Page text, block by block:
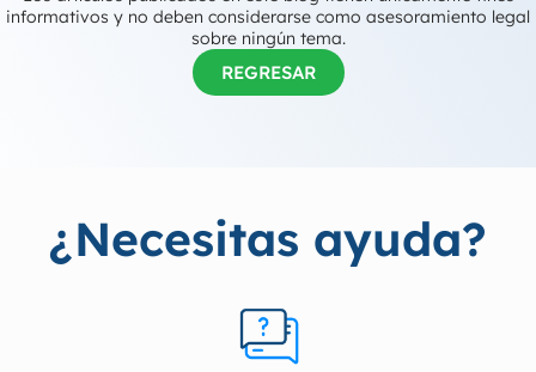
informativos y no deben considerarse como asesoramiento legal
sobre ningún tema.
REGRESAR
¿Necesitas ayuda?